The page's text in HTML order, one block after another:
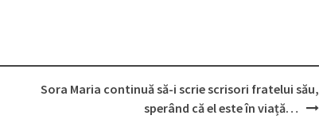
Sora Maria continuă să-i scrie scrisori fratelui său,
sperând că el este în viață…